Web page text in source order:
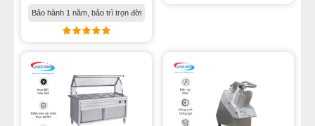
Bảo hành 1 năm, bảo trì trọn đời